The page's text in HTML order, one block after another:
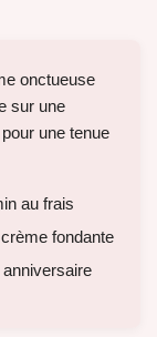
onctueuse
sur une
une tenue
au frais
fondante